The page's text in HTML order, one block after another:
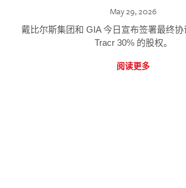
May 29, 2026
戴比尔斯集团和 GIA 今日宣布签署最终协
Tracr 30% 的股权。
阅读更多